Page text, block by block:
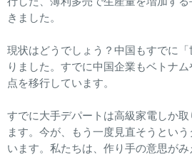
きました。
現状はどうでしょう？中国もすでに
りました。すでに中国企業もベトナ
点を移行しています。
すでに大手デパートは高級家電しか
ます。今が、もう一度見直そうとい
います。私たちは、作り手の意思が